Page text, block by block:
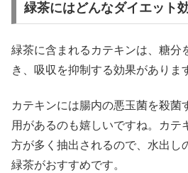
緑茶にはどんなダイエット
緑茶に含まれるカテキンは、糖分
き、吸収を抑制する効果がありま
カテキンには腸内の悪玉菌を殺菌
用があるのも嬉しいですね。カテ
方が多く抽出されるので、水出し
緑茶がおすすめです。